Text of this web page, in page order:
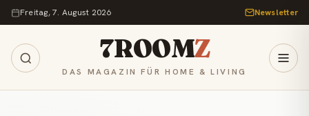
Zum Inhalt springen
Freitag, 7. August 2026 Newsletter
7ROOMZ
DAS MAGAZIN FÜR HOME & LIVING